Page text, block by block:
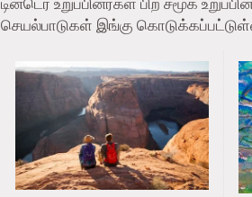
செயல்பாடுகள் இங்கு